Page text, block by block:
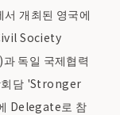
개최된 영국에
Society
독일 국제협력
회담 'Stronger
Delegate로 참